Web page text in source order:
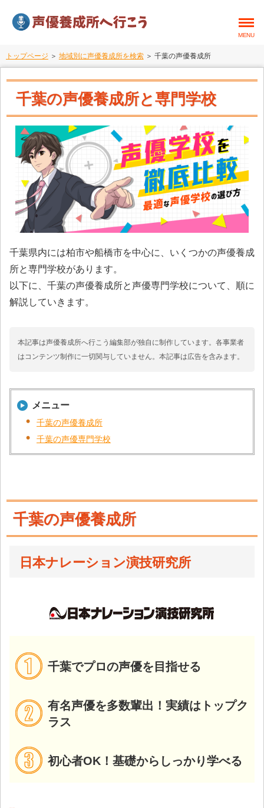
MENU
トップページ ＞ 地域別に声優養成所を検索＞ 千葉の声優養成所
千葉の声優養成所と専門学校
千葉県内には柏市や船橋市を中心に、いくつかの声優養成
所と専門学校があります。
以下に、千葉の声優養成所と声優専門学校について、順に
解説していきます。
本記事は声優養成所へ行こう編集部が独自に制作しています。各事業者
はコンテンツ制作に一切関与していません。本記事は広告を含みます。
メニュー
千葉の声優養成所
千葉の声優専門学校
千葉の声優養成所
日本ナレーション演技研究所
千葉でプロの声優を目指せる
有名声優を多数輩出！実績はトップク
ラス
初心者OK！基礎からしっかり学べる